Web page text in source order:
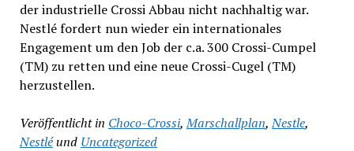
der industrielle Crossi Abbau nicht nachhaltig war.
Nestlé fordert nun wieder ein internationales
Engagement um den Job der c.a. 300 Crossi-Cumpel
(TM) zu retten und eine neue Crossi-Cugel (TM)
herzustellen.
Veröffentlicht in Choco-Crossi,Marschallplan,Nestle,
Nestléund Uncategorized